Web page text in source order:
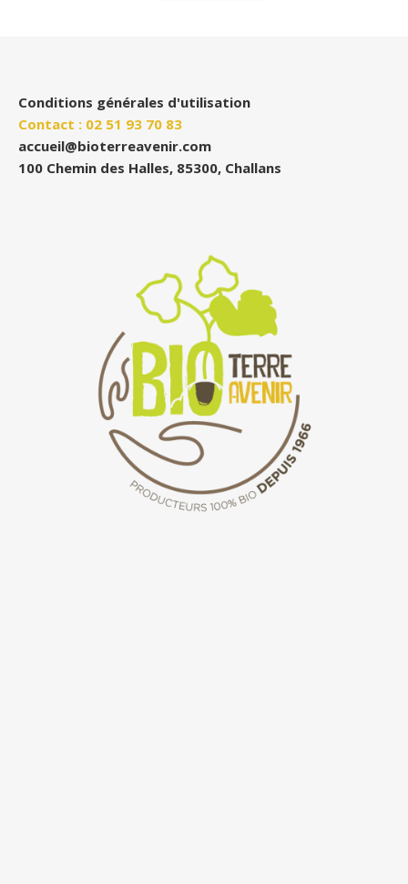
Conditions générales d'utilisation
Contact : 02 51 93 70 83
accueil@bioterreavenir.com
100 Chemin des Halles, 85300, Challans